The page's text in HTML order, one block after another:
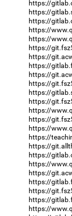
https://
https://
https://
https://
https://
https://
https://
https://
https://
https://
https://
https://
https://
https://
https://
https://
https://
https://
https://
https://
https://
https://
https://
https://